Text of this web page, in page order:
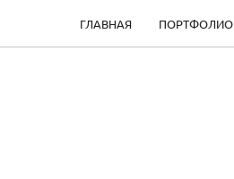
ГЛАВНАЯ ПОРТФОЛИО